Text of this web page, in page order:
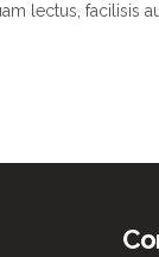
lectus, facilisis